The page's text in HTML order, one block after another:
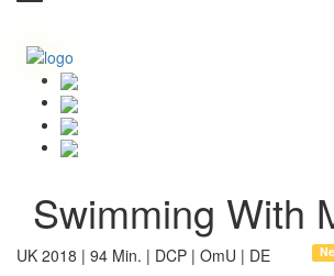
Swimming With
UK 2018 | 94 Min. | DCP | OmU | DE